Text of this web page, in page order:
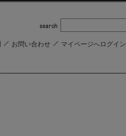
お問い合わせ マイページへログイン